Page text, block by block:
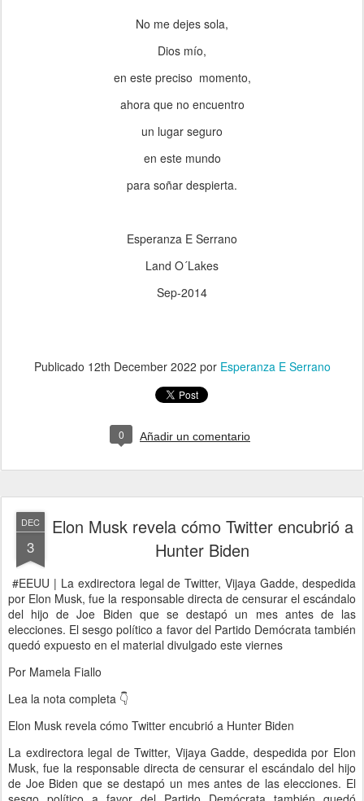
No me dejes sola,
Dios mío,
en este preciso momento,
ahora que no encuentro
un lugar seguro
en este mundo
para soñar despierta.
Esperanza E Serrano
Land O´Lakes
Sep-2014
Publicado 12th December 2022 por Esperanza E Serrano
0 Añadir un comentario
DEC
3
Elon Musk revela cómo Twitter encubrió a
Hunter Biden
#EEUU | La exdirectora legal de Twitter, Vijaya Gadde, despedida
por Elon Musk, fue la responsable directa de censurar el escándalo
del hijo de Joe Biden que se destapó un mes antes de las
elecciones. El sesgo político a favor del Partido Demócrata también
quedó expuesto en el material divulgado este viernes
Por Mamela Fiallo
Lea la nota completa 👇
Elon Musk revela cómo Twitter encubrió a Hunter Biden
La exdirectora legal de Twitter, Vijaya Gadde, despedida por Elon
Musk, fue la responsable directa de censurar el escándalo del hijo
de Joe Biden que se destapó un mes antes de las elecciones. El